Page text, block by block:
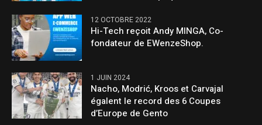
12 OCTOBRE 2022
Hi-Tech reçoit Andy MINGA, Co-
fondateur de EWenzeShop.
1 JUIN 2024
Nacho, Modrić, Kroos et Carvajal
égalent le record des 6 Coupes
d’Europe de Gento